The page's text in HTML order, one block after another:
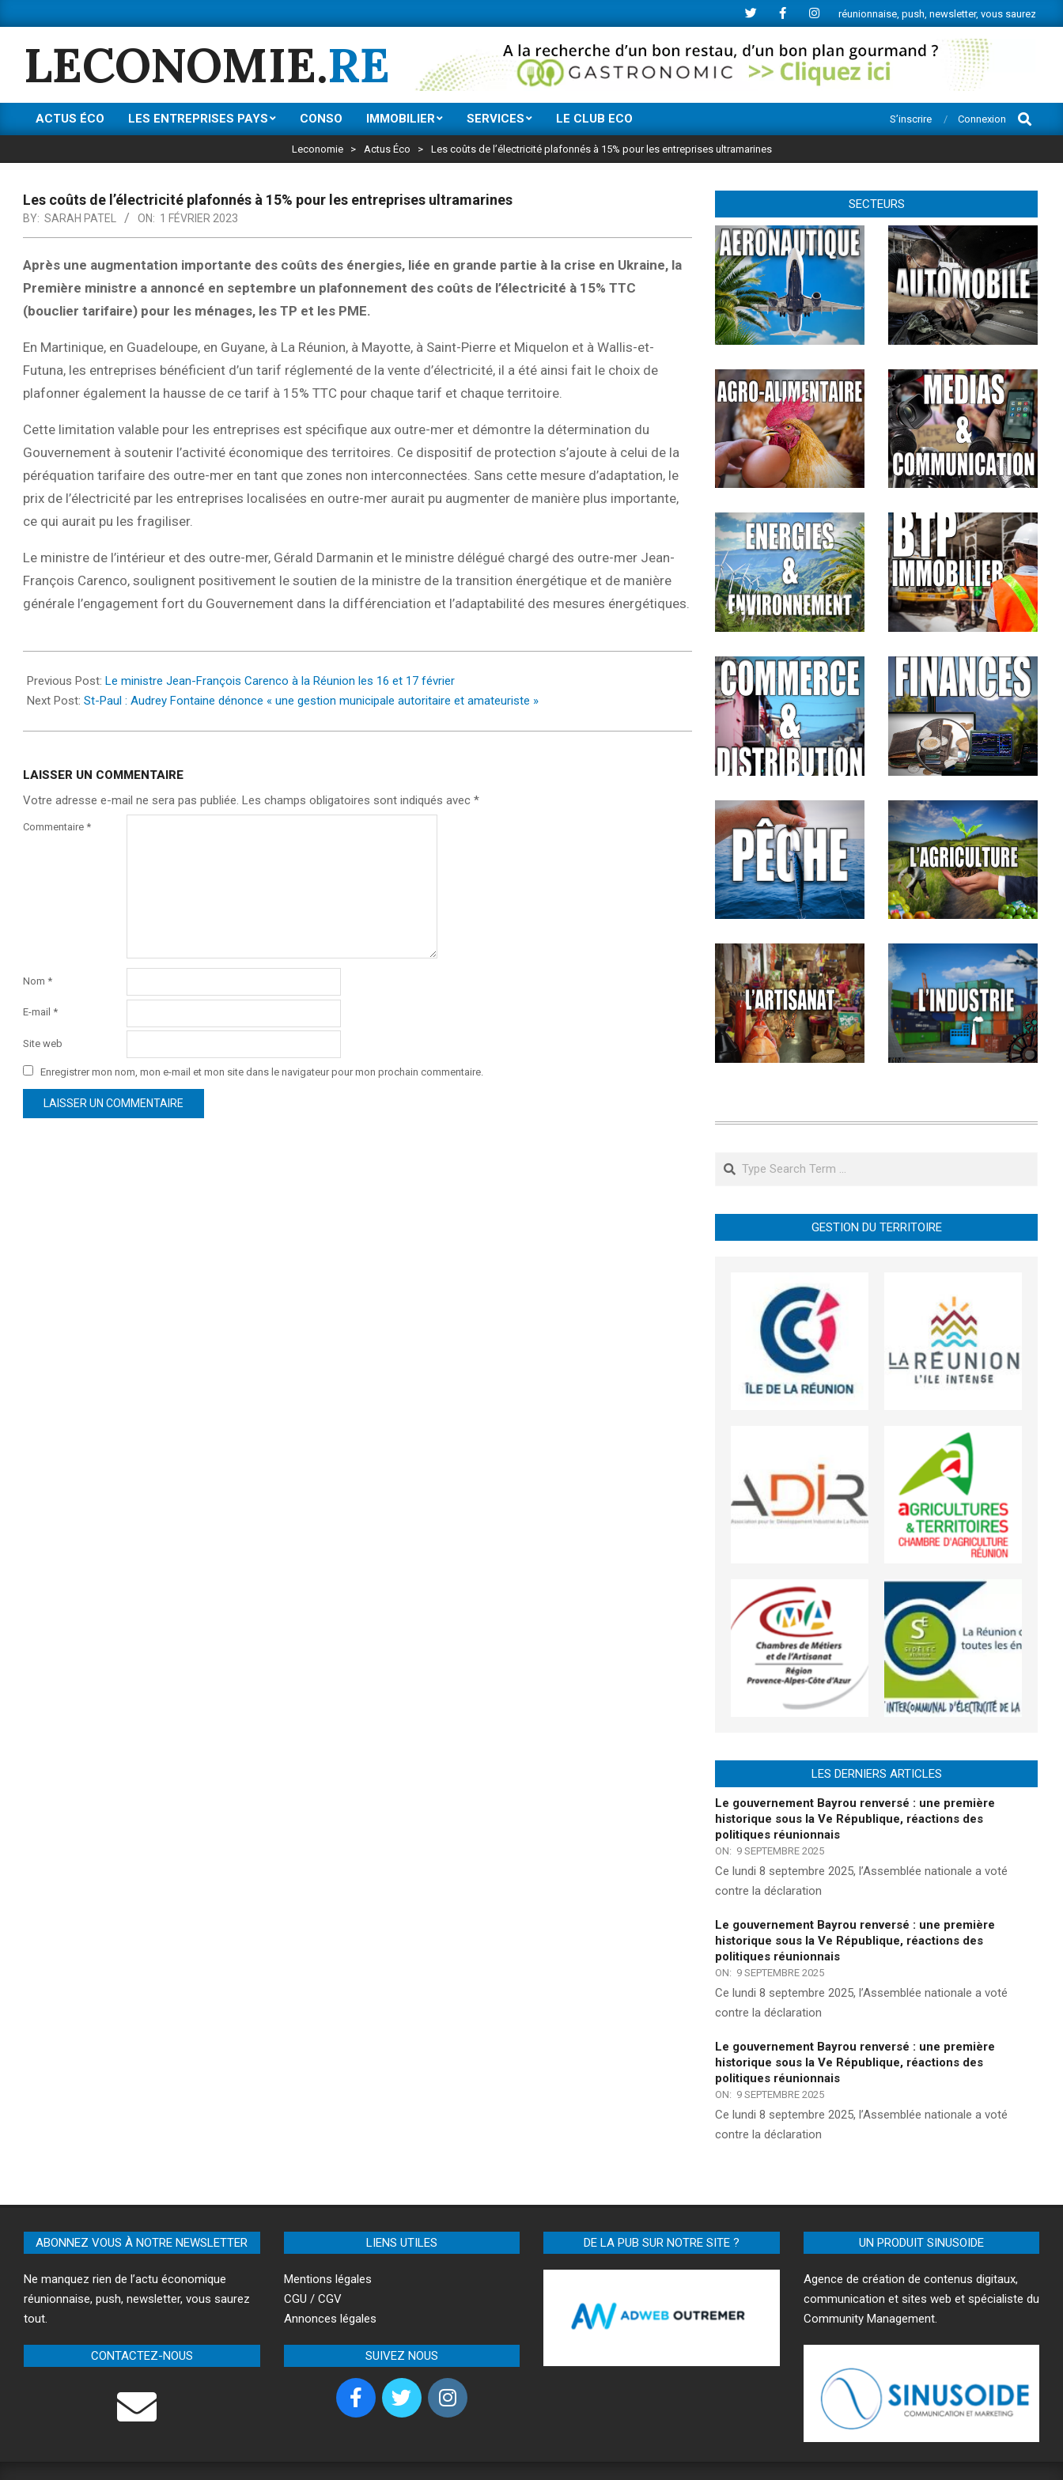
to
content
Ne manquez rien de l’actu économique réunionnaise, push, newsletter, vous saurez tout.
LECONOMIE.RE
Primary
Menu
ACTUS ÉCO LES ENTREPRISES PAYS CONSO IMMOBILIER SERVICES LE CLUB ECO S’inscrire Connexion
Search
Leconomie > Actus Éco > Les coûts de l’électricité plafonnés à 15% pour les entreprises ultramarines
Les coûts de l’électricité plafonnés à 15% pour les entreprises ultramarines
BY: SARAH PATEL ON: 1 FÉVRIER 2023
Après une augmentation importante des coûts des énergies, liée en grande partie à la crise en Ukraine, la
Première ministre a annoncé en septembre un plafonnement des coûts de l’électricité à 15% TTC
(bouclier tarifaire) pour les ménages, les TP et les PME.
En Martinique, en Guadeloupe, en Guyane, à La Réunion, à Mayotte, à Saint-Pierre et Miquelon et à Wallis-et-
Futuna, les entreprises bénéficient d’un tarif réglementé de la vente d’électricité, il a été ainsi fait le choix de
plafonner également la hausse de ce tarif à 15% TTC pour chaque tarif et chaque territoire.
Cette limitation valable pour les entreprises est spécifique aux outre-mer et démontre la détermination du
Gouvernement à soutenir l’activité économique des territoires. Ce dispositif de protection s’ajoute à celui de la
péréquation tarifaire des outre-mer en tant que zones non interconnectées. Sans cette mesure d’adaptation, le
prix de l’électricité par les entreprises localisées en outre-mer aurait pu augmenter de manière plus importante,
ce qui aurait pu les fragiliser.
Le ministre de l’intérieur et des outre-mer, Gérald Darmanin et le ministre délégué chargé des outre-mer Jean-
François Carenco, soulignent positivement le soutien de la ministre de la transition énergétique et de manière
générale l’engagement fort du Gouvernement dans la différenciation et l’adaptabilité des mesures énergétiques.
02-
01
Previous Post: Le ministre Jean-François Carenco à la Réunion les 16 et 17 février
Next Post: St-Paul : Audrey Fontaine dénonce « une gestion municipale autoritaire et amateuriste »
LAISSER UN COMMENTAIRE
Votre adresse e-mail ne sera pas publiée. Les champs obligatoires sont indiqués avec *
Commentaire *
Nom *
E-mail *
Site web
Enregistrer mon nom, mon e-mail et mon site dans le navigateur pour mon prochain commentaire.
SECTEURS
Search
GESTION DU TERRITOIRE
LES DERNIERS ARTICLES
Le gouvernement Bayrou renversé : une première
historique sous la Ve République, réactions des
politiques réunionnais
ON: 9 SEPTEMBRE 2025
Ce lundi 8 septembre 2025, l’Assemblée nationale a voté
contre la déclaration
Le gouvernement Bayrou renversé : une première
historique sous la Ve République, réactions des
politiques réunionnais
ON: 9 SEPTEMBRE 2025
Ce lundi 8 septembre 2025, l’Assemblée nationale a voté
contre la déclaration
Le gouvernement Bayrou renversé : une première
historique sous la Ve République, réactions des
politiques réunionnais
ON: 9 SEPTEMBRE 2025
Ce lundi 8 septembre 2025, l’Assemblée nationale a voté
contre la déclaration
ABONNEZ VOUS À NOTRE NEWSLETTER
Ne manquez rien de l’actu économique
réunionnaise, push, newsletter, vous saurez
tout.
CONTACTEZ-NOUS
LIENS UTILES
Mentions légales
CGU / CGV
Annonces légales
SUIVEZ NOUS
DE LA PUB SUR NOTRE SITE ? UN PRODUIT SINUSOIDE
Agence de création de contenus digitaux,
communication et sites web et spécialiste du
Community Management.